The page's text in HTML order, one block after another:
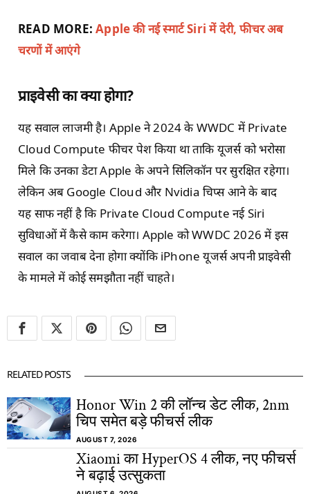
READ MORE:Apple की नई स्मार्ट Siri में देरी, फीचर अब
चरणों में आएंगे
प्राइवेसी का क्या होगा?
यह सवाल लाजमी है। Apple ने 2024 के WWDC में Private
Cloud Compute फीचर पेश किया था ताकि यूजर्स को भरोसा
मिले कि उनका डेटा Apple के अपने सिलिकॉन पर सुरक्षित रहेगा।
लेकिन अब Google Cloud और Nvidia चिप्स आने के बाद
यह साफ नहीं है कि Private Cloud Compute नई Siri
सुविधाओं में कैसे काम करेगा। Apple को WWDC 2026 में इस
सवाल का जवाब देना होगा क्योंकि iPhone यूजर्स अपनी प्राइवेसी
के मामले में कोई समझौता नहीं चाहते।
RELATED POSTS
Honor Win 2 की लॉन्च डेट लीक, 2nm
चिप समेत बड़े फीचर्स लीक
AUGUST 7, 2026
Xiaomi का HyperOS 4 लीक, नए फीचर्स
ने बढ़ाई उत्सुकता